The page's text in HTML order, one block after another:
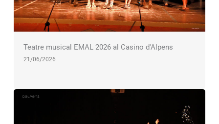
Teatre musical EMAL 2026 al Casino d'Alpens
21/06/2026